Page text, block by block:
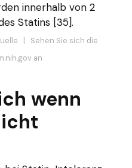
innerhalb von 2
Statins [35].
| Sehen Sie sich die
an
wenn